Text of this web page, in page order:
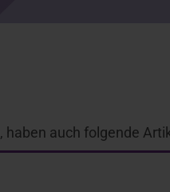
auch folgende